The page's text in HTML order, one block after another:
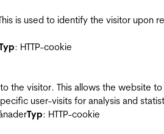
is used to identify the visitor upon
: HTTP-cookie
the visitor. This allows the website to
user-visits for analysis and
Typ: HTTP-cookie